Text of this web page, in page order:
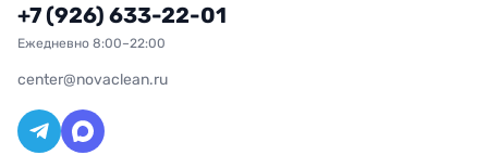
+7 (926) 633-22-01
Ежедневно 8:00–22:00
center@novaclean.ru